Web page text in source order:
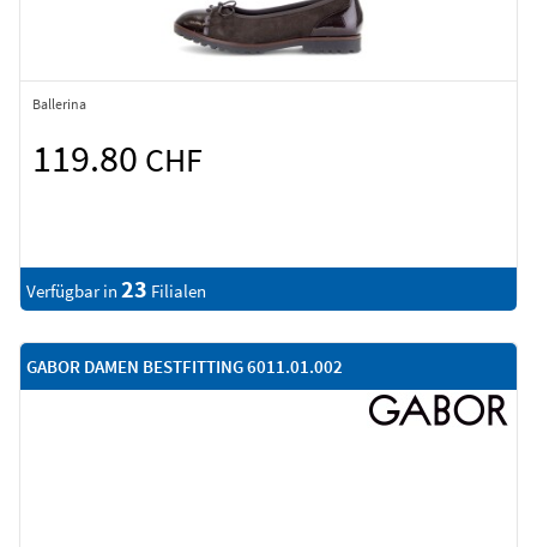
Ballerina
119.80 CHF
Verfügbar in 23 Filialen
GABOR DAMEN BESTFITTING 6011.01.002